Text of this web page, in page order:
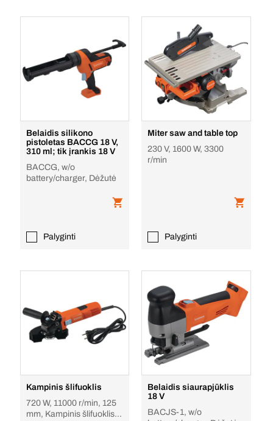
Belaidis silikono
pistoletas BACCG 18 V,
310 ml; tik įrankis 18 V
BACCG, w/o
battery/charger, Dėžutė
Palyginti
Miter saw and table top
230 V, 1600 W, 3300
r/min
Palyginti
Kampinis šlifuoklis
720 W, 11000 r/min, 125
mm, Kampinis šlifuoklis
Belaidis siaurapjūklis
18 V
BACJS-1, w/o